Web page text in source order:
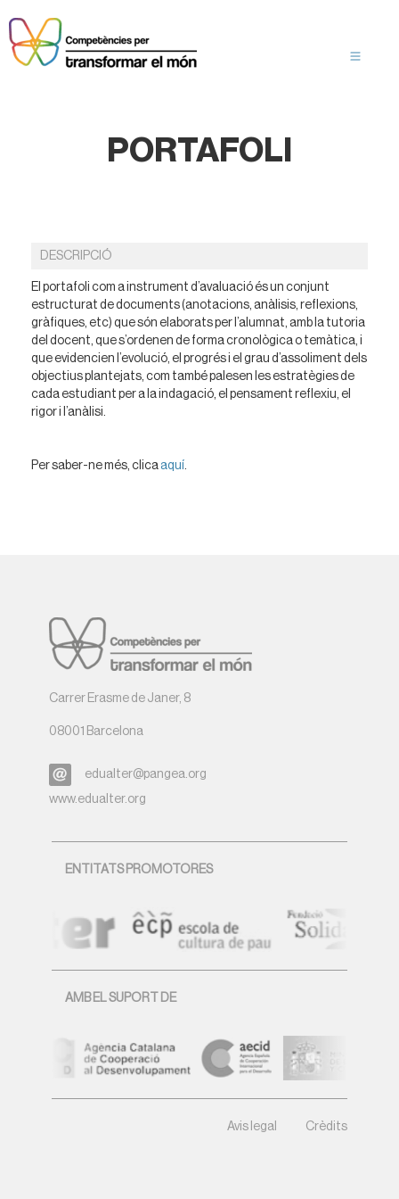
PORTAFOLI
DESCRIPCIÓ
El portafoli com a instrument d’avaluació és un conjunt
estructurat de documents (anotacions, anàlisis, reflexions,
gràfiques, etc) que són elaborats per l’alumnat, amb la tutoria
del docent, que s’ordenen de forma cronològica o temàtica, i
que evidencien l’evolució, el progrés i el grau d’assoliment dels
objectius plantejats, com també palesen les estratègies de
cada estudiant per a la indagació, el pensament reflexiu, el
rigor i l’anàlisi.
Per saber-ne més, clicaaquí.
Carrer Erasme de Janer, 8
08001 Barcelona
edualter@pangea.org
www.edualter.org
ENTITATS PROMOTORES
AMB EL SUPORT DE
Avis legal Crèdits